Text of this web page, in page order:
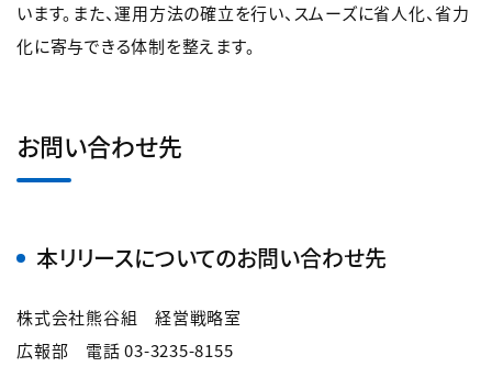
います。また、運用方法の確立を行い、スムーズに省人化、省力
化に寄与できる体制を整えます。
お問い合わせ先
本リリースについてのお問い合わせ先
株式会社熊谷組 経営戦略室
広報部 電話 03-3235-8155